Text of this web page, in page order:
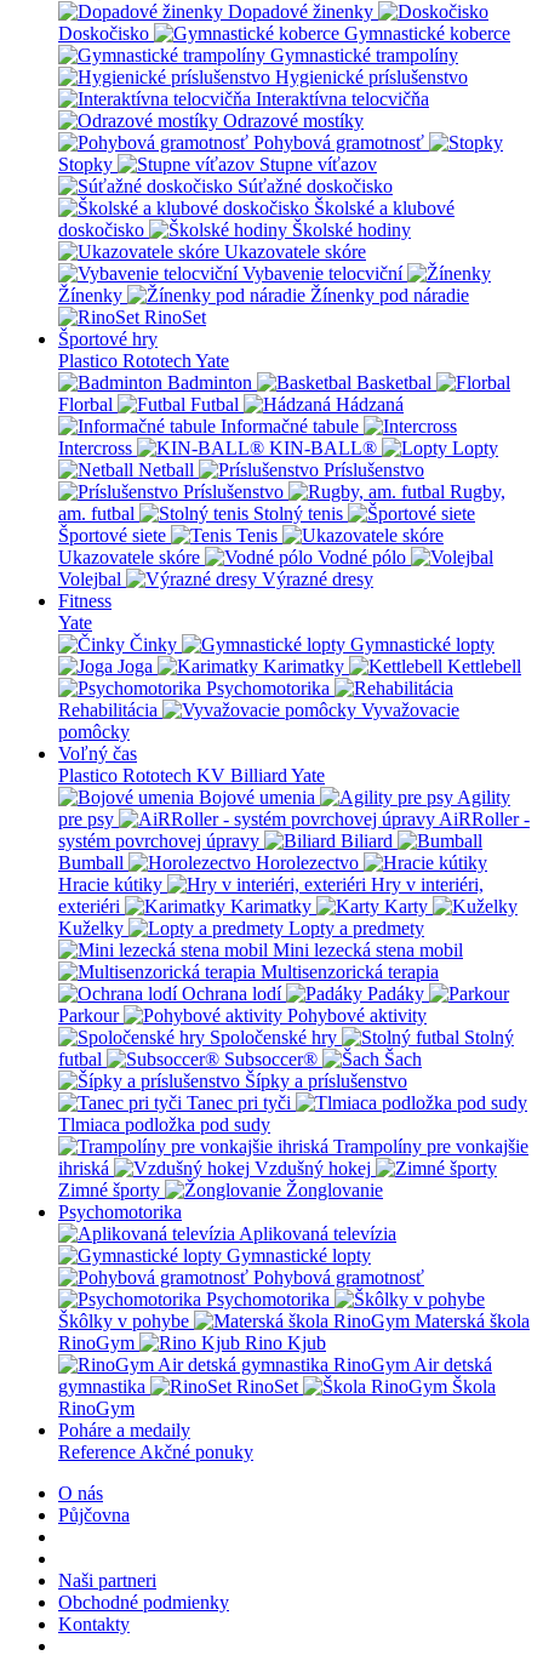
Dopadové žinenky
Doskočisko
Gymnastické koberce
Gymnastické trampolíny
Hygienické príslušenstvo
Interaktívna telocvičňa
Odrazové mostíky
Pohybová gramotnosť
Stopky
Stupne víťazov
Súťažné doskočisko
Školské a klubové
doskočisko
Školské hodiny
Ukazovatele skóre
Vybavenie telocviční
Žínenky
Žínenky pod náradie
RinoSet
Športové hry
Plastico Rototech Yate
Badminton
Basketbal
Florbal
Futbal
Hádzaná
Informačné tabule
Intercross
KIN-BALL®
Lopty
Netball
Príslušenstvo
Príslušenstvo
Rugby,
am. futbal
Stolný tenis
Športové siete
Tenis
Ukazovatele skóre
Vodné pólo
Volejbal
Výrazné dresy
Fitness
Yate
Činky
Gymnastické lopty
Joga
Karimatky
Kettlebell
Psychomotorika
Rehabilitácia
Vyvažovacie
pomôcky
Voľný čas
Plastico Rototech KV Billiard Yate
Bojové umenia
Agility
pre psy
AiRRoller -
systém povrchovej úpravy
Biliard
Bumball
Horolezectvo
Hracie kútiky
Hry v interiéri,
exteriéri
Karimatky
Karty
Kuželky
Lopty a predmety
Mini lezecká stena mobil
Multisenzorická terapia
Ochrana lodí
Padáky
Parkour
Pohybové aktivity
Spoločenské hry
Stolný
futbal
Subsoccer®
Šach
Šípky a príslušenstvo
Tanec pri tyči
Tlmiaca podložka pod sudy
Trampolíny pre vonkajšie
ihriská
Vzdušný hokej
Zimné športy
Žonglovanie
Psychomotorika
Aplikovaná televízia
Gymnastické lopty
Pohybová gramotnosť
Psychomotorika
Škôlky v pohybe
Materská škola
RinoGym
Rino Kjub
RinoGym Air detská
gymnastika
RinoSet
Škola
RinoGym
Poháre a medaily
Reference Akčné ponuky
O nás
Půjčovna
Naši partneri
Obchodné podmienky
Kontakty